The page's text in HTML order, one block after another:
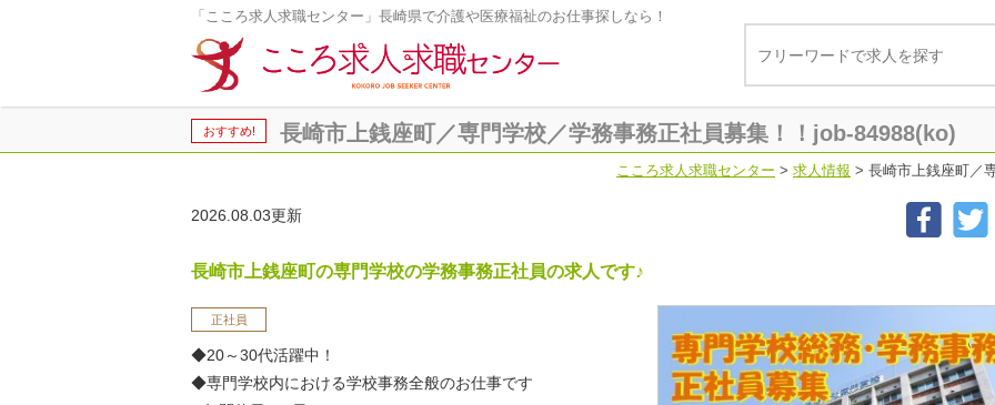
「こころ求人求職センター」長崎県で介護や医療福祉のお仕事探しなら！
おすすめ! 長崎市上銭座町／専門学校／学務事務正社員募集！！job-84988(ko)
こころ求人求職センター > 求人情報 > 長崎市上銭座町／
2026.08.03更新
長崎市上銭座町の専門学校の学務事務正社員の求人です♪
正社員
◆20～30代活躍中！
◆専門学校内における学校事務全般のお仕事です